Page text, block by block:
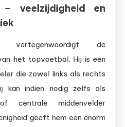
veelzijdigheid en
vertegenwoordigt de
het topvoetbal. Hij is een
die zowel links als rechts
kan indien nodig zelfs als
centrale middenvelder
geeft hem een enorm